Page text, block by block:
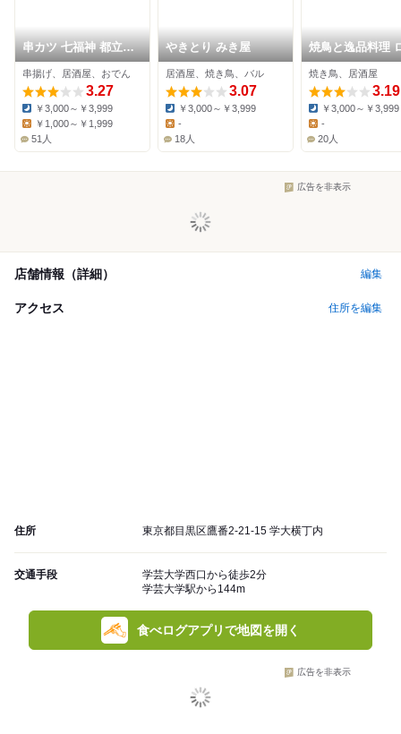
串カツ 七福神 都立大
店
串揚げ、居酒屋、おでん
3.27
Dinner:
￥3,000～￥3,999
Lunch:
￥1,000～￥1,999
51人
やきとり みき屋
居酒屋、焼き鳥、バル
3.07
Dinner:
￥3,000～￥3,999
Lunch:
-
18人
焼鳥と逸品料理
ー
焼き鳥、居酒屋
3.19
Dinner:
￥3,000～￥3,999
Lunch:
-
20人
広告を非表示
店舗情報（詳細） 編集
アクセス 住所を編集
住所 東京都目黒区鷹番2-21-15 学大横丁内
交通手段
学芸大学西口から徒歩2分
学芸大学駅から144m
食べログアプリで地図を開く
広告を非表示